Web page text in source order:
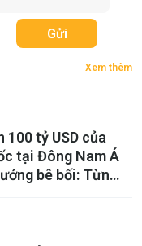
Gửi
Xem thêm
100 tỷ USD của
tại Đông Nam Á
bê bối: Từng